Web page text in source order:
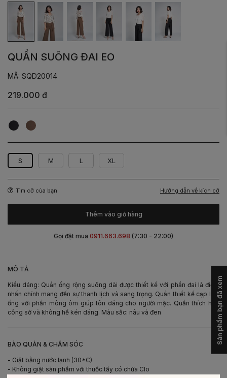
MÔ TẢ -
Kiểu dáng: Quần ống rộng suông dài được thiết kế với phần đai là điểm
nhấn chính mang đến sự thanh lịch và sang trọng. Quần thiết kế cạp liền
ống với phần mông ôm giúp tôn dáng cho người mặc. Quần thích hợp
công sở và không hề kén dáng. Màu sắc: nâu và đen
BẢO QUẢN & CHĂM SÓC -
- Giặt bằng nước lạnh (30*C)
- Không giặt sản phẩm với thuốc tẩy có chứa Clo
QUẦN SUÔNG ĐAI EO
MÃ: SQD20014
219.000 đ
Đen Nâu
S M L XL
Tìm cỡ của bạn Hướng dẫn về kích cỡ
Thêm vào giỏ hàng
Gọi đặt mua 0911.663.698 (7:30 - 22:00)
Sản phẩm bạn đã xem